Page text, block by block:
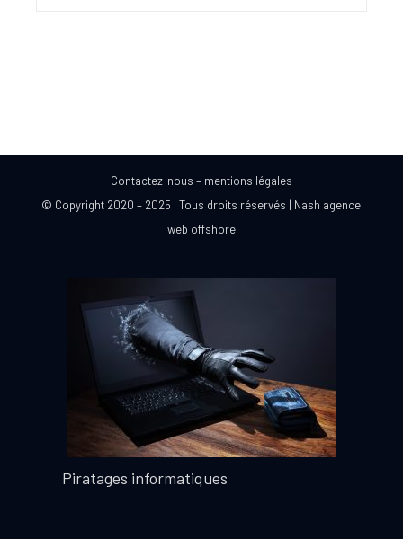
Contactez-nous – mentions légales
© Copyright 2020 – 2025 | Tous droits réservés | Nash agence
web offshore
Piratages informatiques